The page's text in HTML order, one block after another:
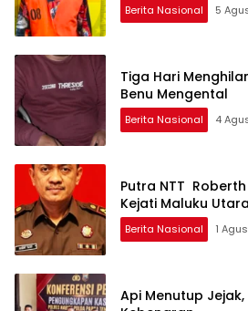
Berita Nasional 5
Tiga Hari
Benu Mengental
Berita Nasional 4
Putra NTT
Kejati Maluku Utara
Berita Nasional 1
Api Menutup